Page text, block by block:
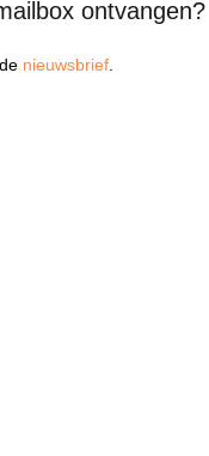
ontvangen?
nieuwsbrief